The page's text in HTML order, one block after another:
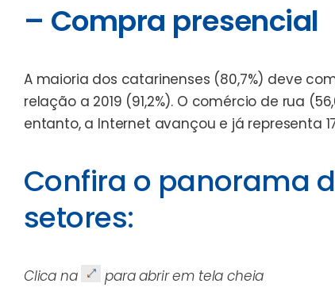
– Compra presencial
A maioria dos catarinenses (80,7%) deve
relação a 2019 (91,2%). O comércio de rua
entanto, a Internet avançou e já representa
Confira o panorama
setores:
Clica na para abrir em tela cheia